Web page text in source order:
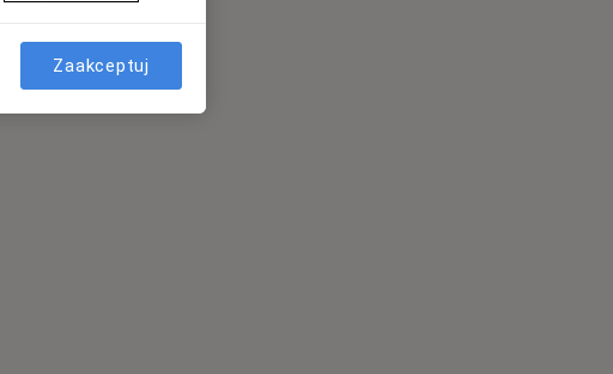
Zaakceptuj